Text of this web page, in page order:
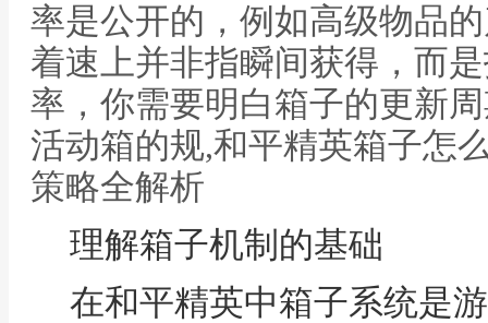
率是公开的，例如高级物品
着速上并非指瞬间获得，而
率，你需要明白箱子的更新
活动箱的规,和平精英箱子怎
策略全解析
理解箱子机制的基础
在和平精英中箱子系统是